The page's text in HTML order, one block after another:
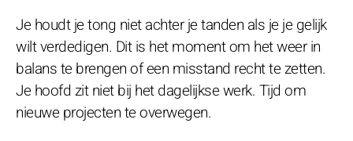
Je houdt je tong niet achter je tanden als je je gelijk
wilt verdedigen. Dit is het moment om het weer in
balans te brengen of een misstand recht te zetten.
Je hoofd zit niet bij het dagelijkse werk. Tijd om
nieuwe projecten te overwegen.